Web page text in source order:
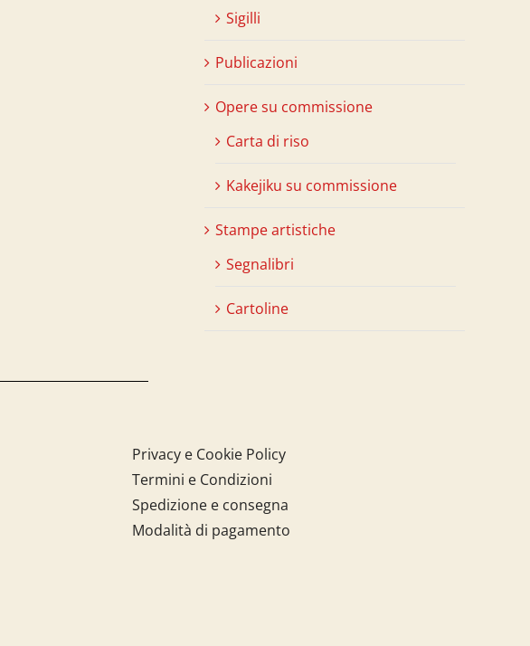
Sigilli
Publicazioni
Opere su commissione
Carta di riso
Kakejiku su commissione
Stampe artistiche
Segnalibri
Cartoline
Privacy e Cookie Policy
Termini e Condizioni
Spedizione e consegna
Modalità di pagamento